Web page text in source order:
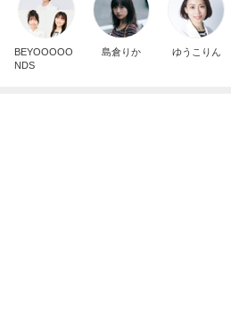
BEYOOOOO
NDS
島倉りか ゆうこりん